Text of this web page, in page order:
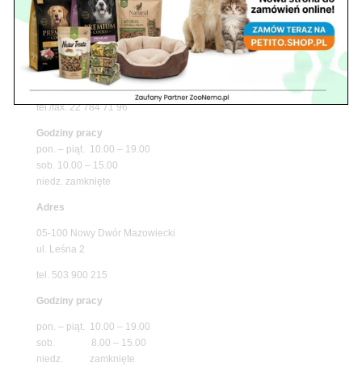
Znajdź nas
Adres
05-120 Legionowo
ul. Piłsudskiego 31,
pawilon 134
tel./fax. 22 784 71 96
Godziny pracy
pon. – piąt. 10.00 – 19.00
sob. 10.00 – 15.00
niedz. zamknięte
Adres
05-100 Nowy Dwór Mazowiecki
ul. Leśna 2
tel. 503 900 215
Godziny pracy
pon. – piąt. 10.00 – 19.00
sob. 8.00 – 15.00
niedz. zamknięte